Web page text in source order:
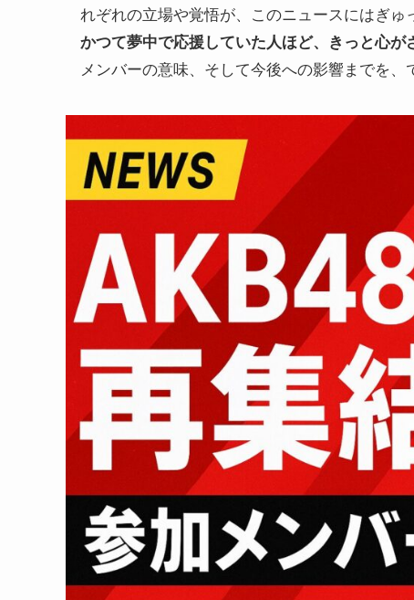
れぞれの立場や覚悟が、このニュースにはぎゅ
かつて夢中で応援していた人ほど、きっと心が
メンバーの意味、そして今後への影響までを